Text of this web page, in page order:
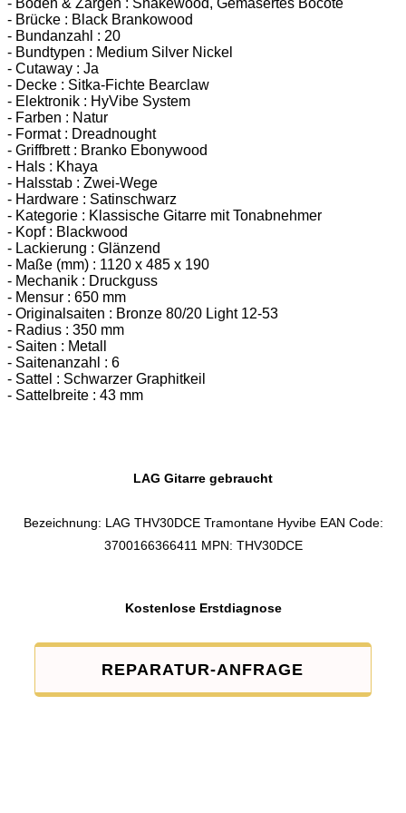
- Brücke : Black Brankowood
- Bundanzahl : 20
- Bundtypen : Medium Silver Nickel
- Cutaway : Ja
- Decke : Sitka-Fichte Bearclaw
- Elektronik : HyVibe System
- Farben : Natur
- Format : Dreadnought
- Griffbrett : Branko Ebonywood
- Hals : Khaya
- Halsstab : Zwei-Wege
- Hardware : Satinschwarz
- Kategorie : Klassische Gitarre mit Tonabnehmer
- Kopf : Blackwood
- Lackierung : Glänzend
- Maße (mm) : 1120 x 485 x 190
- Mechanik : Druckguss
- Mensur : 650 mm
- Originalsaiten : Bronze 80/20 Light 12-53
- Radius : 350 mm
- Saiten : Metall
- Saitenanzahl : 6
- Sattel : Schwarzer Graphitkeil
- Sattelbreite : 43 mm
LAG Gitarre gebraucht
Bezeichnung: LAG THV30DCE Tramontane Hyvibe EAN Code:
3700166366411 MPN: THV30DCE
Kostenlose Erstdiagnose
REPARATUR-ANFRAGE